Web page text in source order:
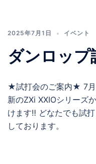
2025年7月1日 イベント
ダンロップ
★試打会のご案内★ 7月
新のZXi XXIOシリーズ
けます‼ どなたでも試
しております。